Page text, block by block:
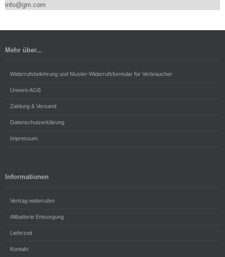
info@gm.com
Mehr über...
Widerrufsbelehrung und Muster-Widerrufsformular für Verbraucher
Unsere AGB
Zahlung & Versand
Datenschutzerklärung
Impressum
Informationen
Vertrag widerrufen
Altbatterie Entsorgung
Lieferzeit
Kontakt